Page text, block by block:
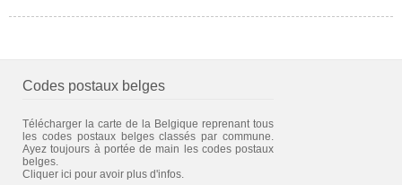
Codes postaux belges
Télécharger la carte de la Belgique reprenant tous
les codes postaux belges classés par commune.
Ayez toujours à portée de main les codes postaux
belges.
Cliquer ici pour avoir plus d'infos.